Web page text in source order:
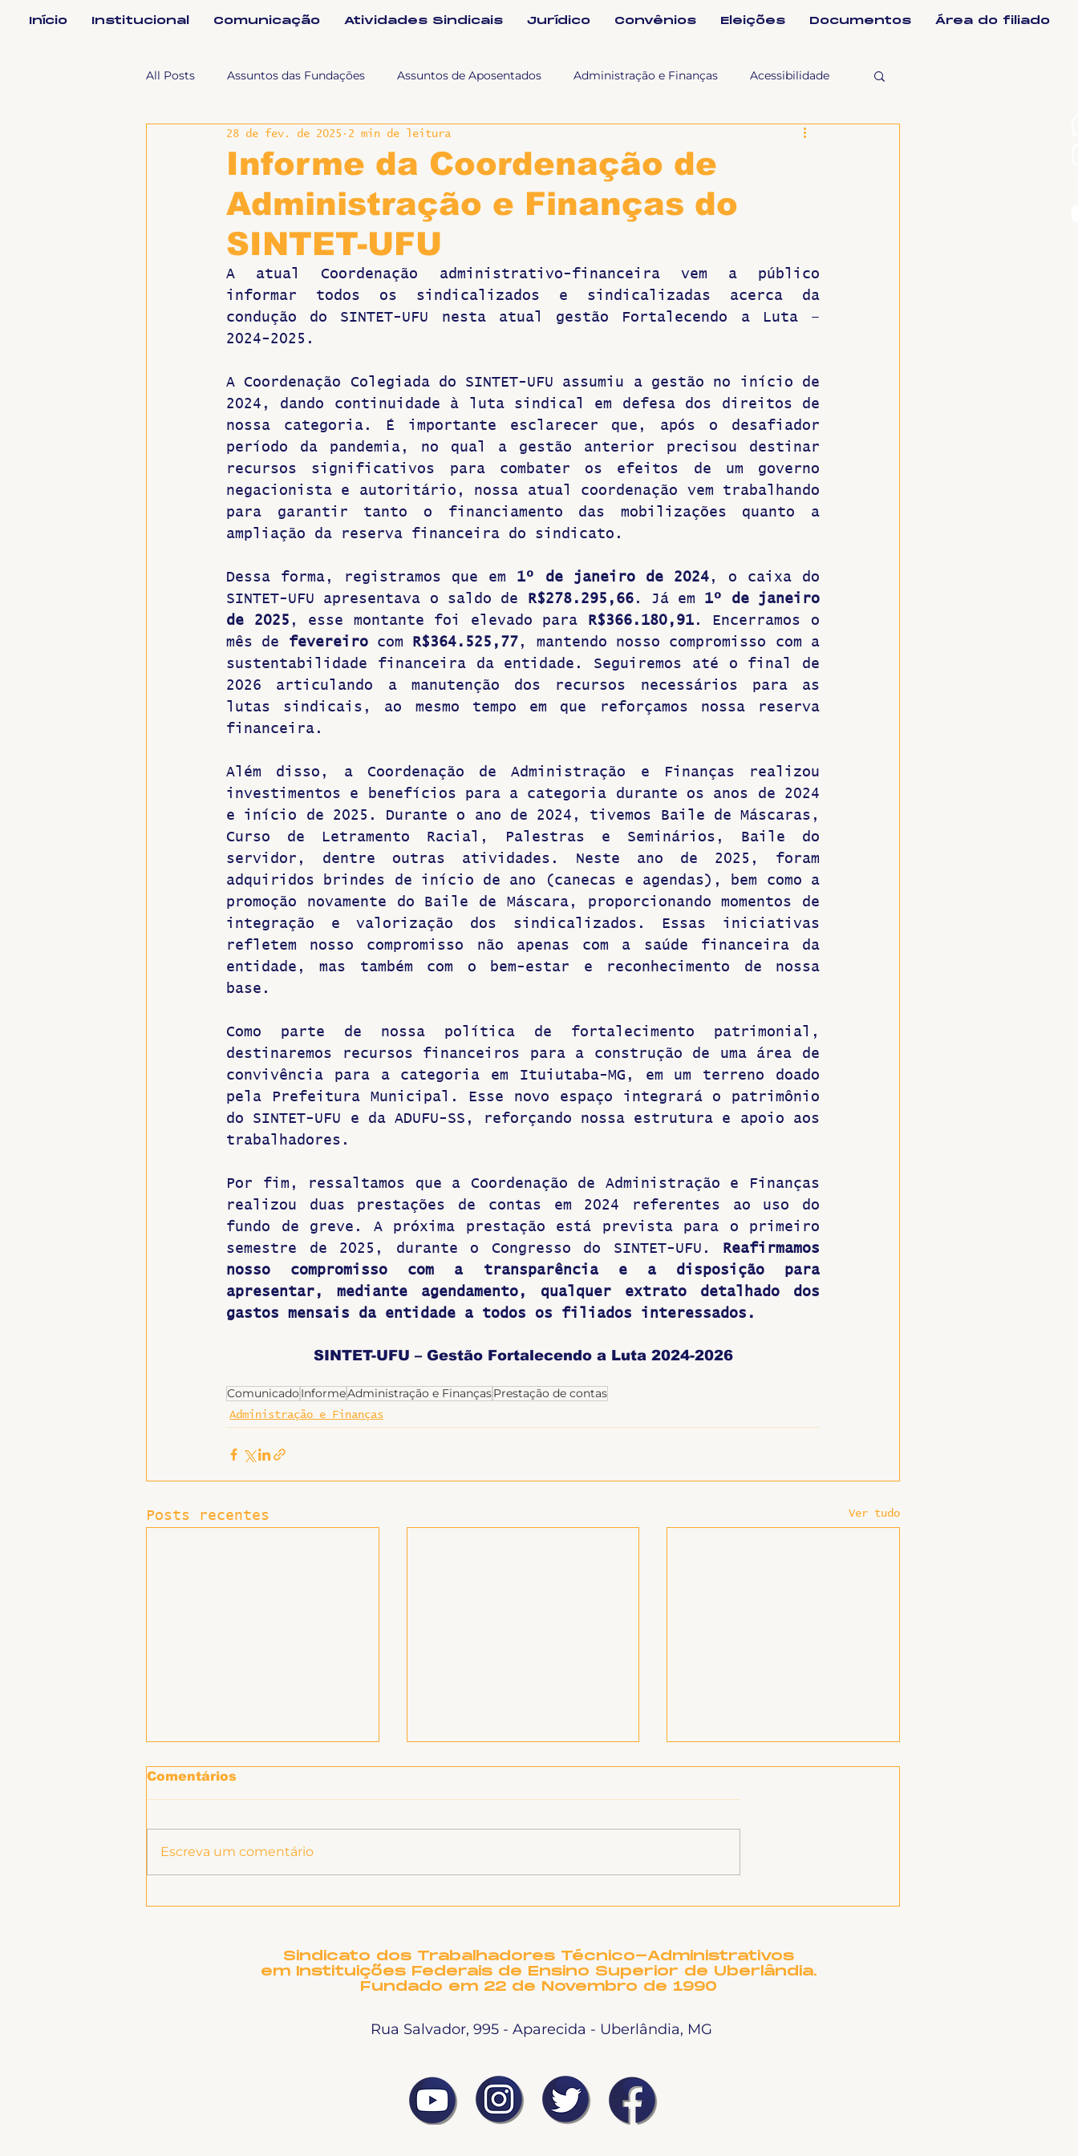
Início Institucional Comunicação Atividades Sindicais Jurídico Convênios Eleições Documentos Área do filiado
All Posts Assuntos das Fundações Assuntos de Aposentados Administração e Finanças Acessibilidade
Assuntos Jurídicos e Relação de Tra Fala SINTET-UFU
Coordenações Efetivos Documentos Formação e Relações Sindicais Mundo
Notícias Imprensa e comunicação Politicas Socias Antirracismo Suplentes
Sem categoria Slider
Hospitais e Saúde Pública Greve
Informe da Coordenação de
Administração e Finanças do
SINTET-UFU
28 de fev. de 2025 2 min de leitura
A atual Coordenação administrativo-financeira vem a público
informar todos os sindicalizados e sindicalizadas acerca da
condução do SINTET-UFU nesta atual gestão Fortalecendo a Luta –
2024-2025.
A Coordenação Colegiada do SINTET-UFU assumiu a gestão no início de
2024, dando continuidade à luta sindical em defesa dos direitos de
nossa categoria. É importante esclarecer que, após o desafiador
período da pandemia, no qual a gestão anterior precisou destinar
recursos significativos para combater os efeitos de um governo
negacionista e autoritário, nossa atual coordenação vem trabalhando
para garantir tanto o financiamento das mobilizações quanto a
ampliação da reserva financeira do sindicato.
Dessa forma, registramos que em 1º de janeiro de 2024, o caixa do
SINTET-UFU apresentava o saldo de
R$278.295,66. Já em 1º de janeiro
de 2025 , esse montante foi elevado para R$366.180,91. Encerramos o
mês de fevereiro com R$364.525,77 , mantendo nosso compromisso com a
sustentabilidade financeira da entidade. Seguiremos até o final de
2026 articulando a manutenção dos recursos necessários para as
lutas sindicais, ao mesmo tempo em que reforçamos nossa reserva
financeira.
Além disso, a Coordenação de Administração e Finanças realizou
investimentos e benefícios para a categoria durante os anos de 2024
e início de 2025. Durante o ano de 2024, tivemos Baile de Máscaras,
Curso de Letramento Racial, Palestras e Seminários, Baile do
servidor, dentre outras atividades. Neste ano de 2025, foram
adquiridos brindes de início de ano (canecas e agendas), bem como a
promoção novamente do Baile de Máscara, proporcionando momentos de
integração e valorização dos sindicalizados. Essas iniciativas
refletem nosso compromisso não apenas com a saúde financeira da
entidade, mas também com o bem-estar e reconhecimento de nossa
base.
Como parte de nossa política de fortalecimento patrimonial,
destinaremos recursos financeiros para a construção de uma área de
convivência para a categoria em Ituiutaba-MG, em um terreno doado
pela Prefeitura Municipal. Esse novo espaço integrará o patrimônio
do SINTET-UFU e da ADUFU-SS, reforçando nossa estrutura e apoio aos
trabalhadores.
Por fim, ressaltamos que a Coordenação de Administração e Finanças
realizou duas prestações de contas em 2024 referentes ao uso do
fundo de greve. A próxima prestação está prevista para o primeiro
semestre de 2025, durante o Congresso do SINTET-UFU.
Reafirmamos
nosso compromisso com a transparência e a disposição para
apresentar, mediante agendamento, qualquer extrato detalhado dos
gastos mensais da entidade a todos os filiados interessados.
SINTET-UFU – Gestão Fortalecendo a Luta 2024-2026
Comunicado InformeAdministração e FinançasPrestação de contas
Administração e Finanças
Posts recentes Ver tudo
regulamentação
CONSINTET 2023
Comentários
Escreva um comentário
Sindicato dos Trabalhadores Técnico-Administrativos
em Instituições Federais de Ensino Superior de Uberlândia.
Fundado em 22 de Novembro de 1990
Rua Salvador, 995 - Aparecida - Uberlândia, MG